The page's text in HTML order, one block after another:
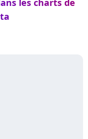
les charts de